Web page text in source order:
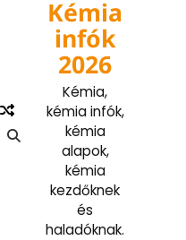
Kémia
infók
2026
Kémia,
kémia infók,
kémia
alapok,
kémia
kezdőknek
és
haladóknak.